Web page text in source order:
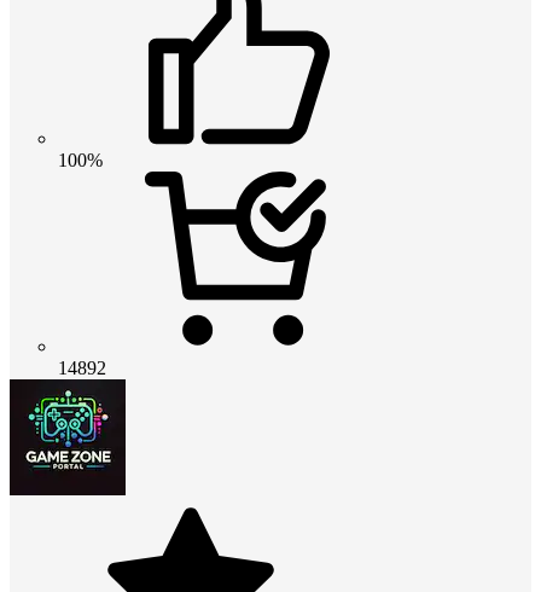
100%
14892